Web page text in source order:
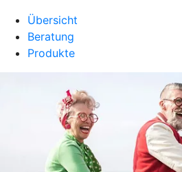
Übersicht
Beratung
Produkte